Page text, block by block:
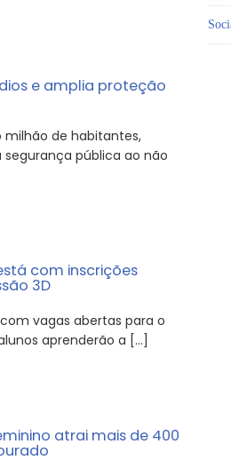
e amplia proteção
de habitantes,
pública ao não
com inscrições
3D
vagas abertas para o
aprenderão a […]
atrai mais de 400